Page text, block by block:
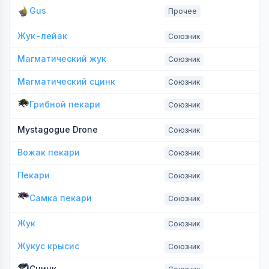
Gus Прочее
Жук-лейак Союзник
Магматический жук Союзник
Магматический сцинк Союзник
Грибной пекари Союзник
Mystagogue Drone Союзник
Вожак пекари Союзник
Пекари Союзник
Самка пекари Союзник
Жук Союзник
Жукус крысис Союзник